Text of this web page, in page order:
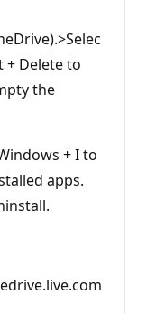
+ Delete to
the
+ I to
apps.